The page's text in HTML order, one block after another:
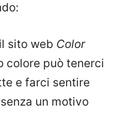
sito web Color
colore può tenerci
e farci sentire
un motivo